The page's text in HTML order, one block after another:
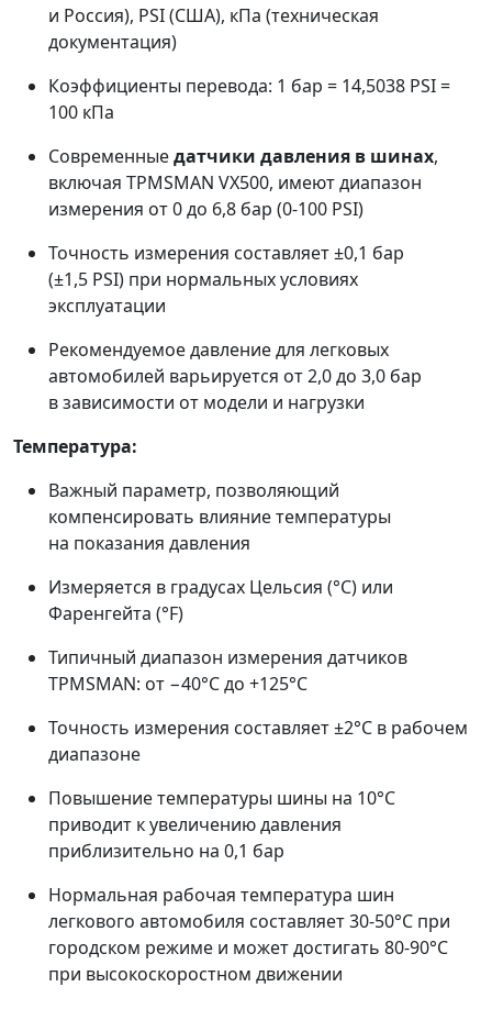
и Россия), PSI (США), кПа (техническая
документация)
Коэффициенты перевода: 1 бар = 14,5038 PSI =
100 кПа
Современныедатчики давления в шинах,
включая TPMSMAN VX500, имеют диапазон
измерения от 0 до 6,8 бар (0-100 PSI)
Точность измерения составляет ±0,1 бар
(±1,5 PSI) при нормальных условиях
эксплуатации
Рекомендуемое давление для легковых
автомобилей варьируется от 2,0 до 3,0 бар
в зависимости от модели и нагрузки
Температура:
Важный параметр, позволяющий
компенсировать влияние температуры
на показания давления
Измеряется в градусах Цельсия (°C) или
Фаренгейта (°F)
Типичный диапазон измерения датчиков
TPMSMAN: от −40°C до +125°C
Точность измерения составляет ±2°C в рабочем
диапазоне
Повышение температуры шины на 10°C
приводит к увеличению давления
приблизительно на 0,1 бар
Нормальная рабочая температура шин
легкового автомобиля составляет 30-50°C при
городском режиме и может достигать 80-90°C
при высокоскоростном движении